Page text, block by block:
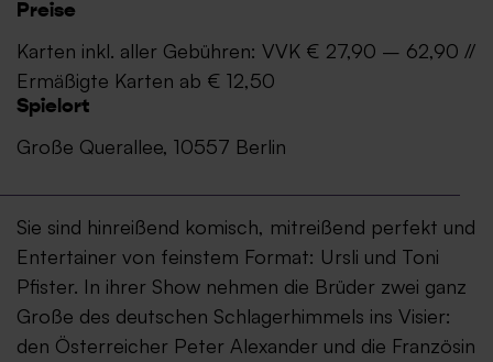
Preise
Karten inkl. aller Gebühren: VVK € 27,90 – 62,90 //
Ermäßigte Karten ab € 12,50
Spielort
Große Querallee, 10557 Berlin
Sie sind hinreißend komisch, mitreißend perfekt und
Entertainer von feinstem Format: Ursli und Toni
Pfister. In ihrer Show nehmen die Brüder zwei ganz
Große des deutschen Schlagerhimmels ins Visier:
den Österreicher Peter Alexander und die Französin